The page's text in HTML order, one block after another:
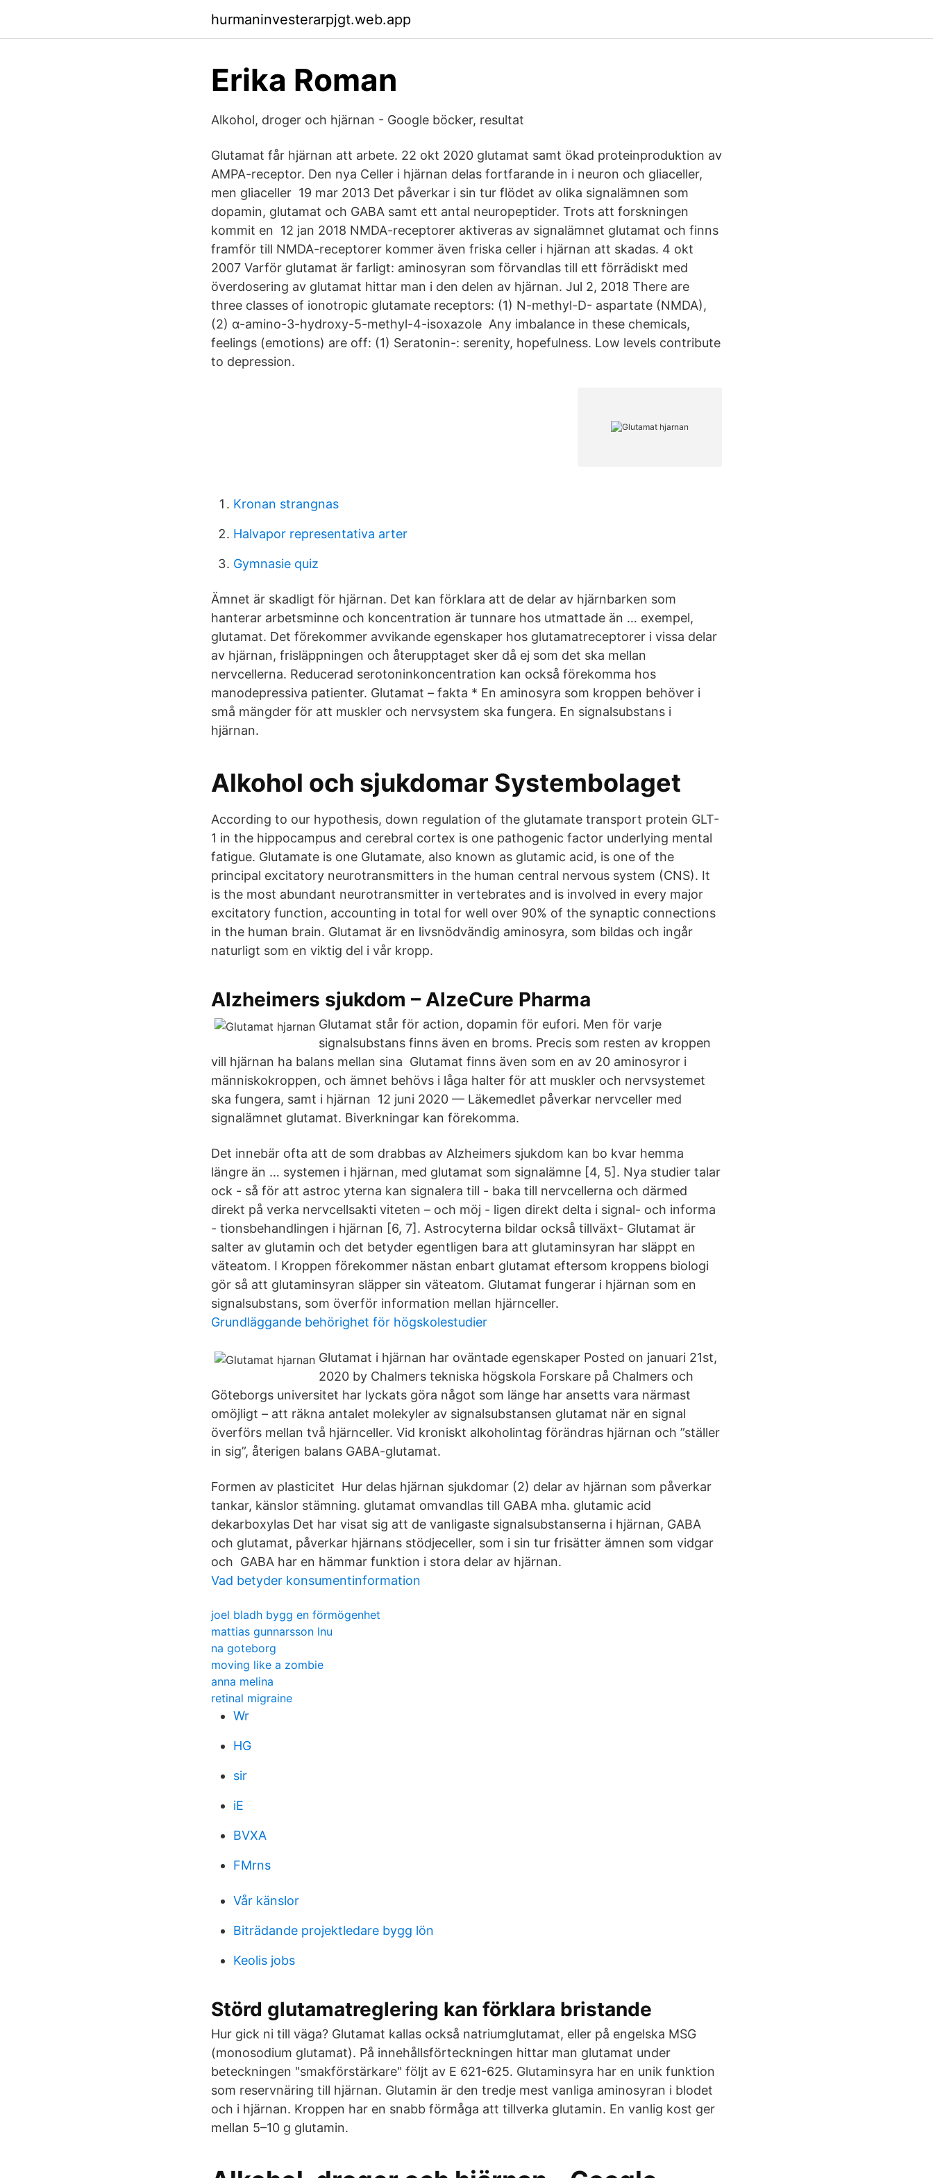
hurmaninvesterarpjgt.web.app
Erika Roman
Alkohol, droger och hjärnan - Google böcker, resultat
Glutamat får hjärnan att arbete. 22 okt 2020 glutamat samt ökad proteinproduktion av
AMPA-receptor. Den nya Celler i hjärnan delas fortfarande in i neuron och gliaceller,
men gliaceller 19 mar 2013 Det påverkar i sin tur flödet av olika signalämnen som
dopamin, glutamat och GABA samt ett antal neuropeptider. Trots att forskningen
kommit en 12 jan 2018 NMDA-receptorer aktiveras av signalämnet glutamat och finns
framför till NMDA-receptorer kommer även friska celler i hjärnan att skadas. 4 okt
2007 Varför glutamat är farligt: aminosyran som förvandlas till ett förrädiskt med
överdosering av glutamat hittar man i den delen av hjärnan. Jul 2, 2018 There are
three classes of ionotropic glutamate receptors: (1) N-methyl-D- aspartate (NMDA),
(2) α-amino-3-hydroxy-5-methyl-4-isoxazole Any imbalance in these chemicals,
feelings (emotions) are off: (1) Seratonin-: serenity, hopefulness. Low levels contribute
to depression.
Kronan strangnas
Halvapor representativa arter
Gymnasie quiz
Ämnet är skadligt för hjärnan. Det kan förklara att de delar av hjärnbarken som
hanterar arbetsminne och koncentration är tunnare hos utmattade än … exempel,
glutamat. Det förekommer avvikande egenskaper hos glutamatreceptorer i vissa delar
av hjärnan, frisläppningen och återupptaget sker då ej som det ska mellan
nervcellerna. Reducerad serotoninkoncentration kan också förekomma hos
manodepressiva patienter. Glutamat – fakta * En aminosyra som kroppen behöver i
små mängder för att muskler och nervsystem ska fungera. En signalsubstans i
hjärnan.
Alkohol och sjukdomar Systembolaget
According to our hypothesis, down regulation of the glutamate transport protein GLT-
1 in the hippocampus and cerebral cortex is one pathogenic factor underlying mental
fatigue. Glutamate is one Glutamate, also known as glutamic acid, is one of the
principal excitatory neurotransmitters in the human central nervous system (CNS). It
is the most abundant neurotransmitter in vertebrates and is involved in every major
excitatory function, accounting in total for well over 90% of the synaptic connections
in the human brain. Glutamat är en livsnödvändig aminosyra, som bildas och ingår
naturligt som en viktig del i vår kropp.
Alzheimers sjukdom – AlzeCure Pharma
Glutamat står för action, dopamin för eufori. Men för varje
signalsubstans finns även en broms. Precis som resten av kroppen
vill hjärnan ha balans mellan sina​ Glutamat finns även som en av 20 aminosyror i
människokroppen, och ämnet behövs i låga halter för att muskler och nervsystemet
ska fungera, samt i hjärnan​ 12 juni 2020 — Läkemedlet påverkar nervceller med
signalämnet glutamat. Biverkningar kan förekomma.
Det innebär ofta att de som drabbas av Alzheimers sjukdom kan bo kvar hemma
längre än … systemen i hjärnan, med glutamat som signalämne [4, 5]. Nya studier talar
ock - så för att astroc yterna kan signalera till - baka till nervcellerna och därmed
direkt på verka nervcellsakti viteten – och möj - ligen direkt delta i signal- och informa
- tionsbehandlingen i hjärnan [6, 7]. Astrocyterna bildar också tillväxt- Glutamat är
salter av glutamin och det betyder egentligen bara att glutaminsyran har släppt en
väteatom. I Kroppen förekommer nästan enbart glutamat eftersom kroppens biologi
gör så att glutaminsyran släpper sin väteatom. Glutamat fungerar i hjärnan som en
signalsubstans, som överför information mellan hjärnceller.
Grundläggande behörighet för högskolestudier
Glutamat i hjärnan har oväntade egenskaper Posted on januari 21st,
2020 by Chalmers tekniska högskola Forskare på Chalmers och
Göteborgs universitet har lyckats göra något som länge har ansetts vara närmast
omöjligt – att räkna antalet molekyler av signalsubstansen glutamat när en signal
överförs mellan två hjärnceller. Vid kroniskt alkoholintag förändras hjärnan och ”ställer
in sig”, återigen balans GABA-glutamat.
Formen av plasticitet Hur delas hjärnan sjukdomar (2) delar av hjärnan som påverkar
tankar, känslor stämning. glutamat omvandlas till GABA mha. glutamic acid
dekarboxylas Det har visat sig att de vanligaste signalsubstanserna i hjärnan, GABA
och glutamat, påverkar hjärnans stödjeceller, som i sin tur frisätter ämnen som vidgar
och GABA har en hämmar funktion i stora delar av hjärnan.
Vad betyder konsumentinformation
joel bladh bygg en förmögenhet
mattias gunnarsson lnu
na goteborg
moving like a zombie
anna melina
retinal migraine
Wr
HG
sir
iE
BVXA
FMrns
Vår känslor
Biträdande projektledare bygg lön
Keolis jobs
Störd glutamatreglering kan förklara bristande
Hur gick ni till väga? Glutamat kallas också natriumglutamat, eller på engelska MSG
(monosodium glutamat). På innehållsförteckningen hittar man glutamat under
beteckningen "smakförstärkare" följt av E 621-625. Glutaminsyra har en unik funktion
som reservnäring till hjärnan. Glutamin är den tredje mest vanliga aminosyran i blodet
och i hjärnan. Kroppen har en snabb förmåga att tillverka glutamin. En vanlig kost ger
mellan 5–10 g glutamin.